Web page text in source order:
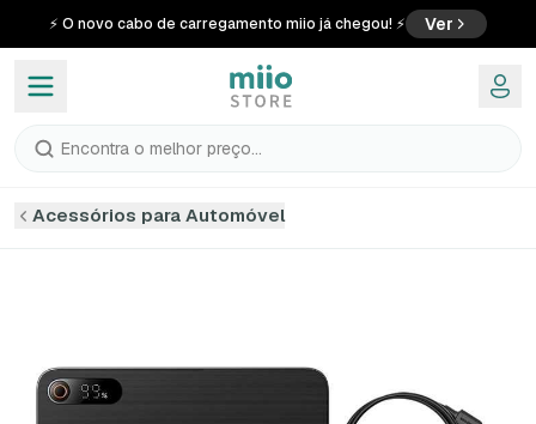
⚡ O novo cabo de carregamento miio já chegou! ⚡ Ver
Encontra o melhor preço...
Acessórios para Automóvel